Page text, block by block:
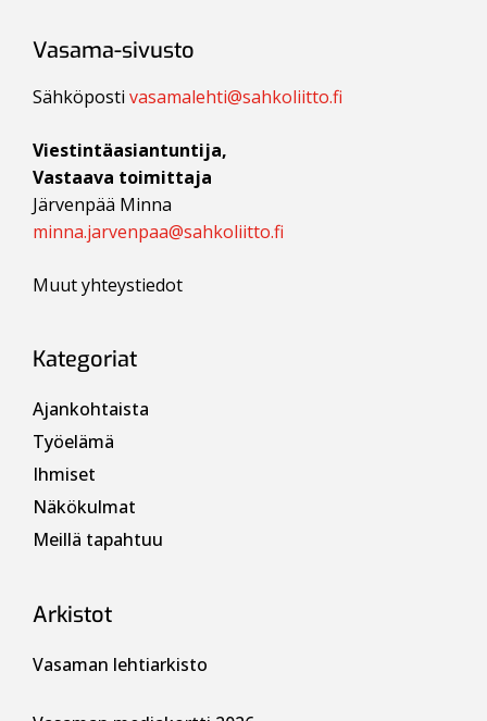
Vasama-sivusto
Sähköpostivasamalehti@sahkoliitto.fi
Viestintäasiantuntija,
Vastaava toimittaja
Järvenpää Minna
minna.jarvenpaa@sahkoliitto.fi
Muut yhteystiedot
Kategoriat
Ajankohtaista
Työelämä
Ihmiset
Näkökulmat
Meillä tapahtuu
Arkistot
Vasaman lehtiarkisto